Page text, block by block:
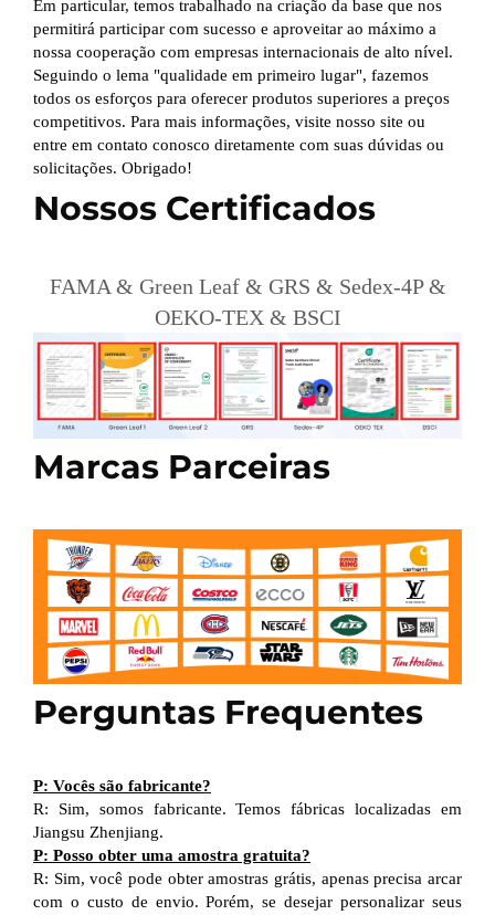
Em particular, temos trabalhado na criação da base que nos
permitirá participar com sucesso e aproveitar ao máximo a
nossa cooperação com empresas internacionais de alto nível.
Seguindo o lema "qualidade em primeiro lugar", fazemos
todos os esforços para oferecer produtos superiores a preços
competitivos. Para mais informações, visite nosso site ou
entre em contato conosco diretamente com suas dúvidas ou
solicitações. Obrigado!
Nossos Certificados
FAMA & Green Leaf & GRS & Sedex-4P &
OEKO-TEX & BSCI
Marcas Parceiras
Perguntas Frequentes
P: Vocês são fabricante?
R: Sim, somos fabricante. Temos fábricas localizadas em
Jiangsu Zhenjiang.
P: Posso obter uma amostra gratuita?
R: Sim, você pode obter amostras grátis, apenas precisa arcar
com o custo de envio. Porém, se desejar personalizar seus